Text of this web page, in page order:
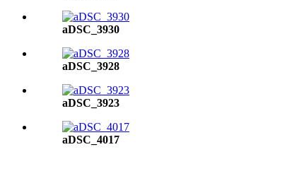
aDSC_3930
aDSC_3928
aDSC_3923
aDSC_4017